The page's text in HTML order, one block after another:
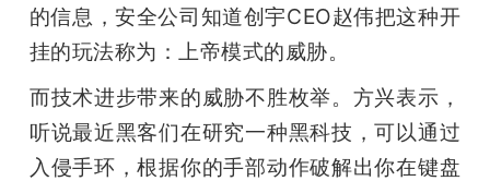
的信息，安全公司知道创宇CEO赵伟把这种开
挂的玩法称为：上帝模式的威胁。
而技术进步带来的威胁不胜枚举。方兴表示，
听说最近黑客们在研究一种黑科技，可以通过
入侵手环，根据你的手部动作破解出你在键盘